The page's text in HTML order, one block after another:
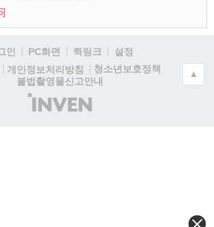
인 PC화면 퀵링크
설정
개인정보처리방침
청소년보호정책
불법촬영물신고안내
(주)
인
▲